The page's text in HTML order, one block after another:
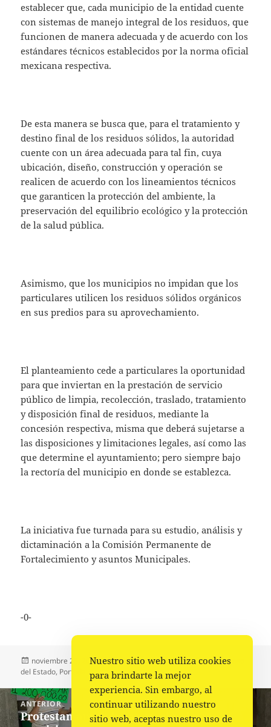
establecer que, cada municipio de la entidad cuente
con sistemas de manejo integral de los residuos, que
funcionen de manera adecuada y de acuerdo con los
estándares técnicos establecidos por la norma oficial
mexicana respectiva.
De esta manera se busca que, para el tratamiento y
destino final de los residuos sólidos, la autoridad
cuente con un área adecuada para tal fin, cuya
ubicación, diseño, construcción y operación se
realicen de acuerdo con los lineamientos técnicos
que garanticen la protección del ambiente, la
preservación del equilibrio ecológico y la protección
de la salud pública.
Asimismo, que los municipios no impidan que los
particulares utilicen los residuos sólidos orgánicos
en sus predios para su aprovechamiento.
El planteamiento cede a particulares la oportunidad
para que inviertan en la prestación de servicio
público de limpia, recolección, traslado, tratamiento
y disposición final de residuos, mediante la
concesión respectiva, misma que deberá sujetarse a
las disposiciones y limitaciones legales, así como las
que determine el ayuntamiento; pero siempre bajo
la rectoría del municipio en donde se establezca.
La iniciativa fue turnada para su estudio, análisis y
dictaminación a la Comisión Permanente de
Fortalecimiento y asuntos Municipales.
-0-
Publicado
el
noviembre 25, 2022 Autor
Comunicado Congreso Categorías
Congreso
del Estado, Portada
Navegación
de
entradas
ANTERIOR
Entrada
Protestan animalistas en el palacio
Nuestro sitio web utiliza cookies
para brindarte la mejor
experiencia. Sin embargo, al
continuar utilizando nuestro
sitio web, aceptas nuestro uso de